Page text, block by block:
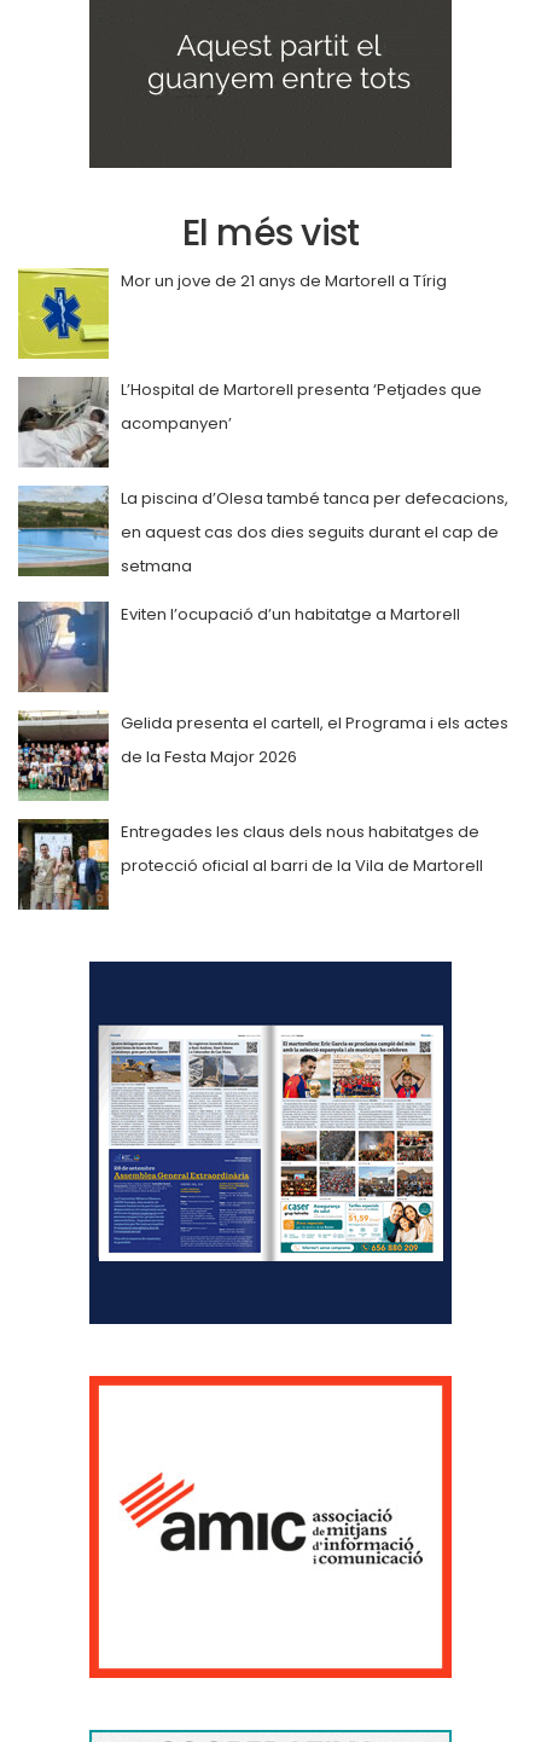
El més vist
Mor un jove de 21 anys de Martorell a Tírig
L’Hospital de Martorell presenta ‘Petjades que
acompanyen’
La piscina d’Olesa també tanca per defecacions,
en aquest cas dos dies seguits durant el cap de
setmana
Eviten l’ocupació d’un habitatge a Martorell
Gelida presenta el cartell, el Programa i els actes
de la Festa Major 2026
Entregades les claus dels nous habitatges de
protecció oficial al barri de la Vila de Martorell